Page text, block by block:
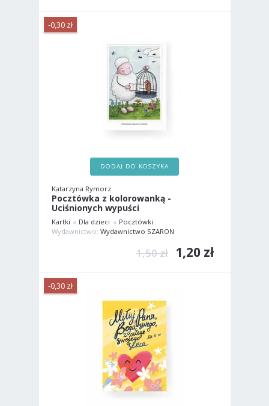
-0,30 zł
DODAJ DO KOSZYKA
Katarzyna Rymorz
Pocztówka z kolorowanką -
Uciśnionych wypuści
Kartki Dla dzieci
Pocztówki
Wydawnictwo: Wydawnictwo SZARON
1,50 zł 1,20 zł
-0,30 zł